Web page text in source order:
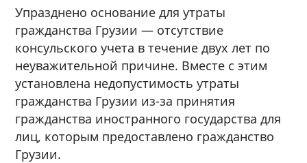
Упразднено основание для утраты
гражданства Грузии — отсутствие
консульского учета в течение двух лет по
неуважительной причине. Вместе с этим
установлена недопустимость утраты
гражданства Грузии из-за принятия
гражданства иностранного государства для
лиц, которым предоставлено гражданство
Грузии.